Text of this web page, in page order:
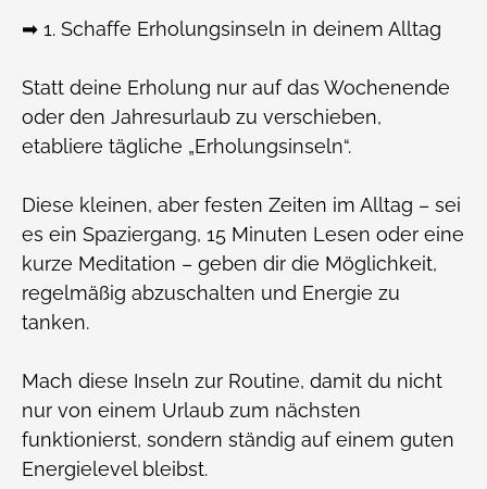
➡ 1. Schaffe Erholungsinseln in deinem Alltag
Statt deine Erholung nur auf das Wochenende
oder den Jahresurlaub zu verschieben,
etabliere tägliche „Erholungsinseln“.
Diese kleinen, aber festen Zeiten im Alltag – sei
es ein Spaziergang, 15 Minuten Lesen oder eine
kurze Meditation – geben dir die Möglichkeit,
regelmäßig abzuschalten und Energie zu
tanken.
Mach diese Inseln zur Routine, damit du nicht
nur von einem Urlaub zum nächsten
funktionierst, sondern ständig auf einem guten
Energielevel bleibst.